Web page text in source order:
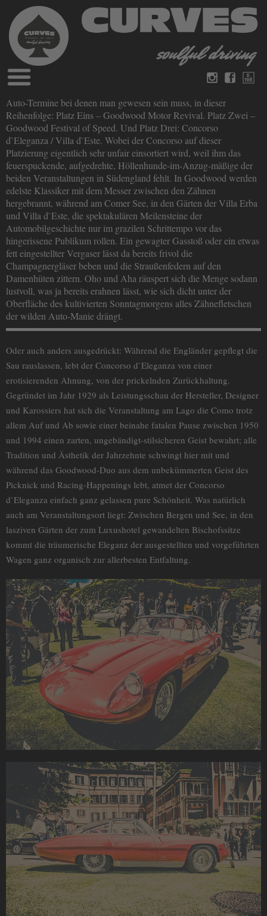
Blog
Magazine
Bücher
Videos
Deutsch Englisch
über Curves
Impressum
Datenschutz
Kontakt
Auto-Termine bei denen man gewesen sein muss, in dieser
Reihenfolge: Platz Eins – Goodwood Motor Revival. Platz Zwei –
Goodwood Festival of Speed. Und Platz Drei: Concorso
d`Eleganza / Villa d`Este. Wobei der Concorso auf dieser
Platzierung eigentlich sehr unfair einsortiert wird, weil ihm das
feuerspuckende, aufgedrehte, Höllenhunde-im-Anzug-mäßige der
beiden Veranstaltungen in Südengland fehlt. In Goodwood werden
edelste Klassiker mit dem Messer zwischen den Zähnen
hergebrannt, während am Comer See, in den Gärten der Villa Erba
und Villa d`Este, die spektakulären Meilensteine der
Automobilgeschichte nur im grazilen Schrittempo vor das
hingerissene Publikum rollen. Ein gewagter Gasstoß oder ein etwas
fett eingestellter Vergaser lässt da bereits frivol die
Champagnergläser beben und die Straußenfedern auf den
Damenhüten zittern. Oho und Aha räuspert sich die Menge sodann
lustvoll, was ja bereits erahnen lässt, wie sich dicht unter der
Oberfläche des kultivierten Sonntagmorgens alles Zähnefletschen
der wilden Auto-Manie drängt.
Oder auch anders ausgedrückt: Während die Engländer gepflegt die
Sau rauslassen, lebt der Concorso d`Eleganza von einer
erotisierenden Ahnung, von der prickelnden Zurückhaltung.
Gegründet im Jahr 1929 als Leistungsschau der Hersteller, Designer
und Karossiers hat sich die Veranstaltung am Lago die Como trotz
allem Auf und Ab sowie einer beinahe fatalen Pause zwischen 1950
und 1994 einen zarten, ungebändigt-stilsicheren Geist bewahrt; alle
Tradition und Ästhetik der Jahrzehnte schwingt hier mit und
während das Goodwood-Duo aus dem unbekümmerten Geist des
Picknick und Racing-Happenings lebt, atmet der Concorso
d`Eleganza einfach ganz gelassen pure Schönheit. Was natürlich
auch am Veranstaltungsort liegt: Zwischen Bergen und See, in den
lasziven Gärten der zum Luxushotel gewandelten Bischofssitze
kommt die träumerische Eleganz der ausgestellten und vorgeführten
Wagen ganz organisch zur allerbesten Entfaltung.